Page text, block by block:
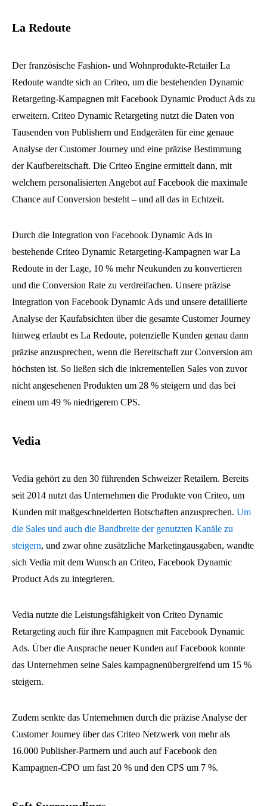
La Redoute
Der französische Fashion- und Wohnprodukte-Retailer La
Redoute wandte sich an Criteo, um die bestehenden Dynamic
Retargeting-Kampagnen mit Facebook Dynamic Product Ads zu
erweitern. Criteo Dynamic Retargeting nutzt die Daten von
Tausenden von Publishern und Endgeräten für eine genaue
Analyse der Customer Journey und eine präzise Bestimmung
der Kaufbereitschaft. Die Criteo Engine ermittelt dann, mit
welchem personalisierten Angebot auf Facebook die maximale
Chance auf Conversion besteht – und all das in Echtzeit.
Durch die Integration von Facebook Dynamic Ads in
bestehende Criteo Dynamic Retargeting-Kampagnen war La
Redoute in der Lage, 10 % mehr Neukunden zu konvertieren
und die Conversion Rate zu verdreifachen. Unsere präzise
Integration von Facebook Dynamic Ads und unsere detaillierte
Analyse der Kaufabsichten über die gesamte Customer Journey
hinweg erlaubt es La Redoute, potenzielle Kunden genau dann
präzise anzusprechen, wenn die Bereitschaft zur Conversion am
höchsten ist. So ließen sich die inkrementellen Sales von zuvor
nicht angesehenen Produkten um 28 % steigern und das bei
einem um 49 % niedrigerem CPS.
Vedia
Vedia gehört zu den 30 führenden Schweizer Retailern. Bereits
seit 2014 nutzt das Unternehmen die Produkte von Criteo, um
Kunden mit maßgeschneiderten Botschaften anzusprechen. Um
die Sales und auch die Bandbreite der genutzten Kanäle zu
steigern, und zwar ohne zusätzliche Marketingausgaben, wandte
sich Vedia mit dem Wunsch an Criteo, Facebook Dynamic
Product Ads zu integrieren.
Vedia nutzte die Leistungsfähigkeit von Criteo Dynamic
Retargeting auch für ihre Kampagnen mit Facebook Dynamic
Ads. Über die Ansprache neuer Kunden auf Facebook konnte
das Unternehmen seine Sales kampagnenübergreifend um 15 %
steigern.
Zudem senkte das Unternehmen durch die präzise Analyse der
Customer Journey über das Criteo Netzwerk von mehr als
16.000 Publisher-Partnern und auch auf Facebook den
Kampagnen-CPO um fast 20 % und den CPS um 7 %.